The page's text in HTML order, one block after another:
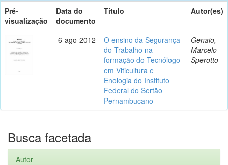
Pré-
visualização
Data do
documento
Título Autor(es)
6-ago-2012
O ensino da Segurança
do Trabalho na
formação do Tecnólogo
em Viticultura e
Enologia do Instituto
Federal do Sertão
Pernambucano
Genaio,
Marcelo
Sperotto
Busca facetada
Autor